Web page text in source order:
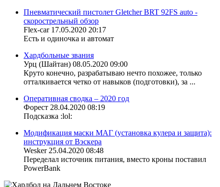
Пневматический пистолет Gletcher BRT 92FS auto -
скорострельный обзор
Flex-car 17.05.2020 20:17
Есть и одиночка и автомат
Хардбольные звания
Урц (Шайтан) 08.05.2020 09:00
Круто конечно, разрабатываю нечто похожее, только
отталкивается четко от навыков (подготовки), за ...
Оперативная сводка – 2020 год
Форест 28.04.2020 08:19
Подсказка :lol:
Модификация маски МАГ (установка кулера и защита):
инструкция от Вэскера
Wesker 25.04.2020 08:48
Переделал источник питания, вместо кроны поставил
PowerBank